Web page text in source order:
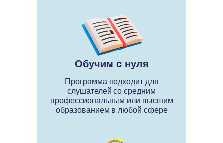
Обучим с нуля
Программа подходит для
слушателей со средним
профессиональным или высшим
образованием в любой сфере